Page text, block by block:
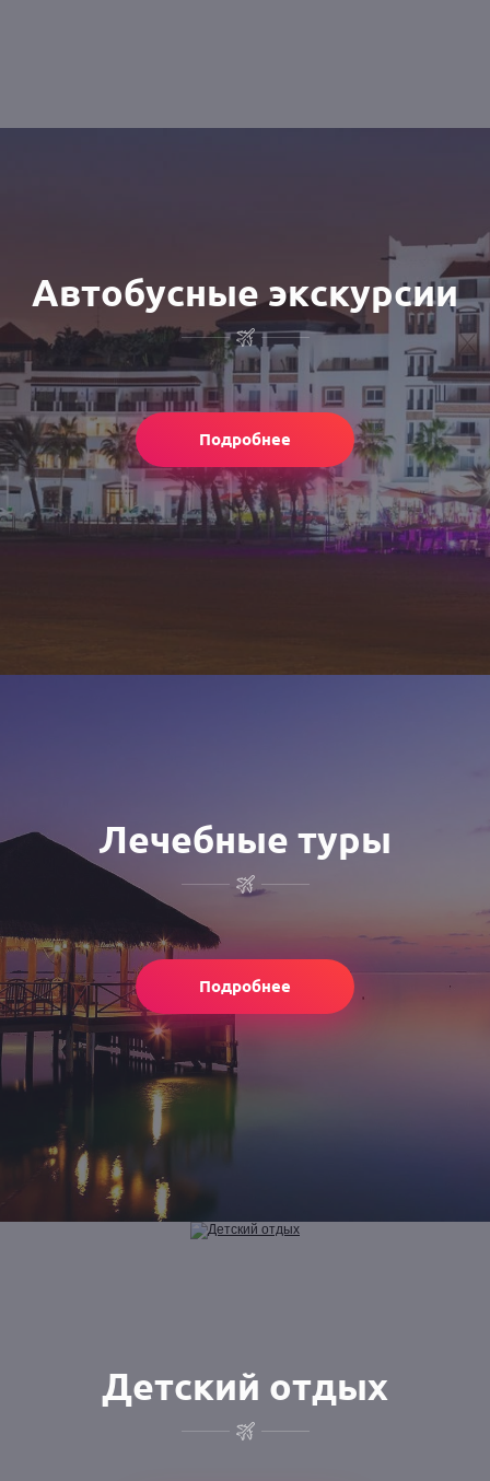
Автобусные экскурсии
Подробнее
Лечебные туры
Подробнее
Детский отдых